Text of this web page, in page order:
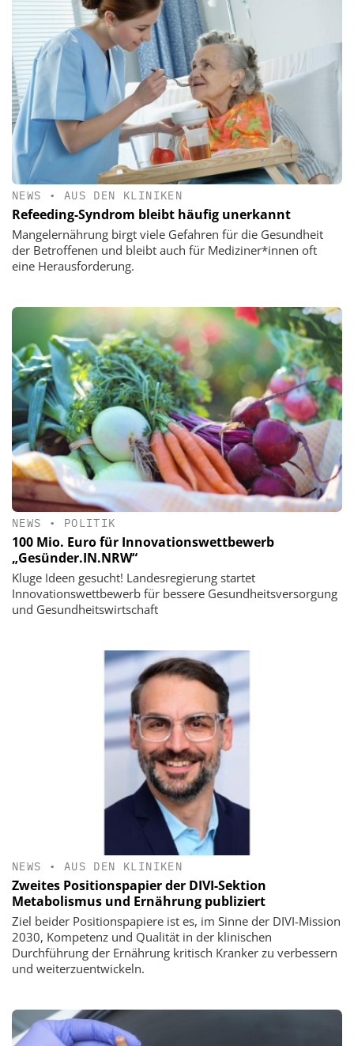
NEWS • AUS DEN KLINIKEN
Refeeding-Syndrom bleibt häufig unerkannt
Mangelernährung birgt viele Gefahren für die Gesundheit
der Betroffenen und bleibt auch für Mediziner*innen oft
eine Herausforderung.
NEWS • POLITIK
100 Mio. Euro für Innovationswettbewerb
„Gesünder.IN.NRW“
Kluge Ideen gesucht! Landesregierung startet
Innovationswettbewerb für bessere Gesundheitsversorgung
und Gesundheitswirtschaft
NEWS • AUS DEN KLINIKEN
Zweites Positionspapier der DIVI-Sektion
Metabolismus und Ernährung publiziert
Ziel beider Positionspapiere ist es, im Sinne der DIVI-Mission
2030, Kompetenz und Qualität in der klinischen
Durchführung der Ernährung kritisch Kranker zu verbessern
und weiterzuentwickeln.